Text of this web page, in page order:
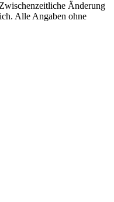
Änderung
Alle Angaben ohne